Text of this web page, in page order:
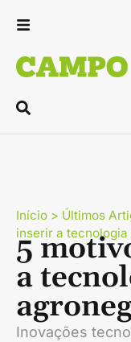
Início > Últimos
inserir a
5
a
Inovações